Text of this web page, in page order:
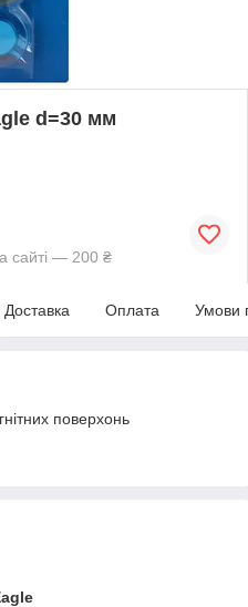
d=30 мм
сайті — 200 ₴
Доставка Оплата Умови
поверхонь